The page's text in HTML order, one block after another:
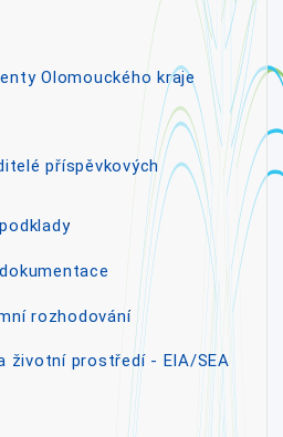
Olomouckého kraje
příspěvkových
rozhodování
životní prostředí - EIA/SEA